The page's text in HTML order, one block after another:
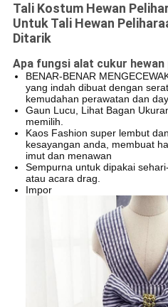
Tali Kostum Hewan
Untuk Tali Hewan
Ditarik
Apa fungsi alat cukur hewan
BENAR-BENAR
yang indah dibuat dengan
kemudahan perawatan dan
Gaun Lucu, Lihat Bagan
memilih.
Kaos Fashion super lembut
kesayangan anda, membuat
imut dan menawan
Sempurna untuk dipakai
atau acara drag.
Impor